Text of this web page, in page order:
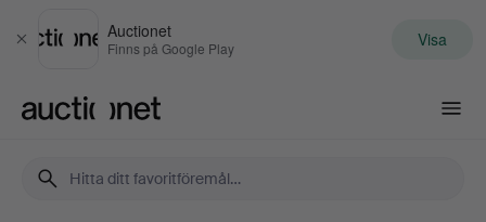
Stäng
Auctionet
Finns på Google Play Visa